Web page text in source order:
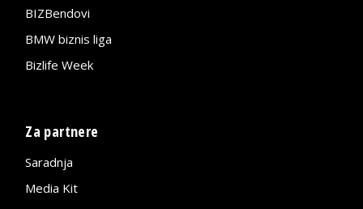
BIZBendovi
BMW biznis liga
Bizlife Week
Za partnere
Saradnja
Media Kit